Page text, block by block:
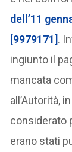
dell’11
[9979171].
ingiunto il
mancata
all’Autorità,
considerato
erano stati